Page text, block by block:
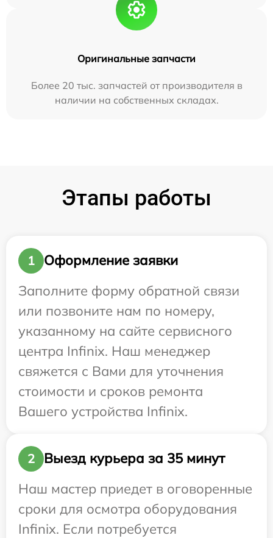
Оригинальные запчасти
Более 20 тыс. запчастей от производителя в
наличии на собственных складах.
Этапы работы
1
Оформление заявки
Заполните форму обратной связи
или позвоните нам по номеру,
указанному на сайте сервисного
центра Infinix. Наш менеджер
свяжется с Вами для уточнения
стоимости и сроков ремонта
Вашего устройства Infinix.
2
Выезд курьера за 35 минут
Наш мастер приедет в оговоренные
сроки для осмотра оборудования
Infinix. Если потребуется